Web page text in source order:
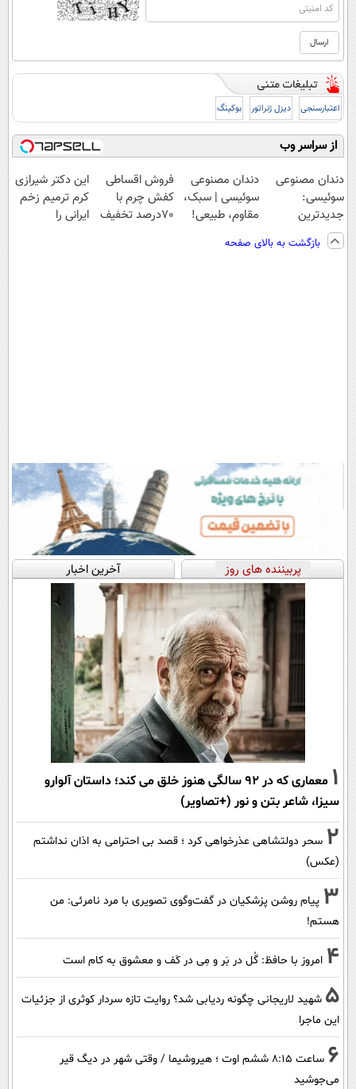
اعتبارسنجی دیزل ژنراتور بوکینگ
از سراسر وب
دندان مصنوعی
سوئیسی:
جدیدترین
فناوری اروپا،
سبک و مقاوم |
دندان مصنوعی
سوئیسی | سبک،
مقاوم، طبیعی!
رایگان+پرداخت
فروش اقساطی
کفش چرم با
70درصد تخفیف
این دکتر شیرازی
کرم ترمیم زخم
ایرانی را
بازگشت به بالای صفحه
پربیننده های روز آخرین اخبار
1
معماری که در 92 سالگی هنوز خلق می کند؛ داستان آلوارو
سیزا، شاعر بتن و نور (+تصاویر)
2 سحر دولتشاهی عذرخواهی کرد ؛ قصد بی احترامی به اذان نداشتم
(عکس)
3 پیام روشن پزشکیان در گفت‌و‌گوی تصویری با مرد نامرئی: من
هستم!
4 امروز با حافظ: گُل در بَر و مِی در کَف و معشوق به کام است
5 شهید لاریجانی چگونه ردیابی شد؟ روایت تازه سردار کوثری از جزئیات
این ماجرا
6
ساعت ۸:۱۵ ششم اوت ؛ هیروشیما / وقتی شهر در دیگ قیر
می‌جوشید